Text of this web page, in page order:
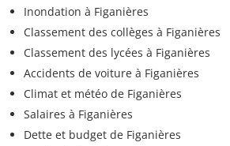
Inondation à Figanières
Classement des collèges à Figanières
Classement des lycées à Figanières
Accidents de voiture à Figanières
Climat et météo de Figanières
Salaires à Figanières
Dette et budget de Figanières